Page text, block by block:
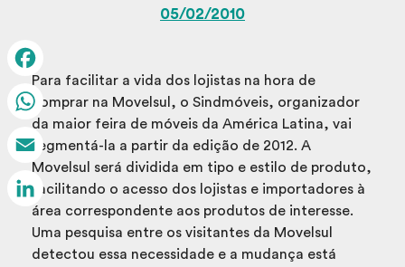
05/02/2010
Para facilitar a vida dos lojistas na hora de
comprar na Movelsul, o Sindmóveis, organizador
da maior feira de móveis da América Latina, vai
segmentá-la a partir da edição de 2012. A
Movelsul será dividida em tipo e estilo de produto,
facilitando o acesso dos lojistas e importadores à
área correspondente aos produtos de interesse.
Uma pesquisa entre os visitantes da Movelsul
detectou essa necessidade e a mudança está
Facebook
Email